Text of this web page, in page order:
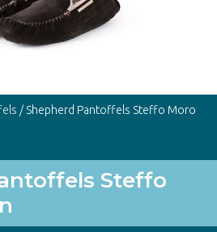
/ Shepherd Pantoffels Steffo Moro
Steffo